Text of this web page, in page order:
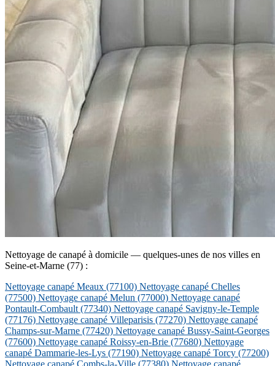
Nettoyage de canapé à domicile — quelques-unes de nos villes en
Seine-et-Marne (77) :
Nettoyage canapé Meaux (77100) Nettoyage canapé Chelles
(77500) Nettoyage canapé Melun (77000) Nettoyage canapé
Pontault-Combault(77340) Nettoyage canapé Savigny-le-Temple
(77176) Nettoyage canapé Villeparisis (77270) Nettoyage canapé
Champs-sur-Marne (77420) Nettoyage canapé Bussy-Saint-Georges
(77600) Nettoyage canapé Roissy-en-Brie (77680) Nettoyage
canapé Dammarie-les-Lys (77190) Nettoyage canapé Torcy (77200)